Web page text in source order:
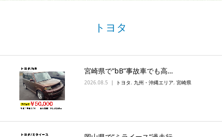
トヨタ
宮崎県で”bB”事故車でも高…
2026.08.5 トヨタ, 九州・沖縄エリア, 宮崎県